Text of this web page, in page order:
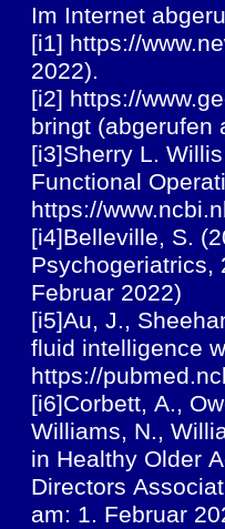
Im Internet
[i1] https://
2022).
[i2] https://
bringt (abgerufen
[i3]Sherry L.
Functional
https://
[i4]Belleville, S.
Psychogeriatrics,
Februar 2022)
[i5]Au, J.,
fluid intelligence
https://
[i6]Corbett, A.,
Williams, N.,
in Healthy Older
Directors
am: 1. Februar